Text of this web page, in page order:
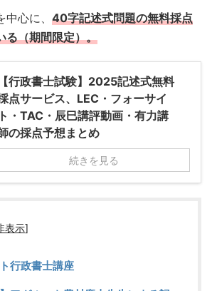
心に、 40字記述式問題の無料採点
る（期間限定）。
【行政書士試験】2025記述式無料
点サービス、LEC・フォーサイ
ト・TAC・辰巳講評動画・有力講
の採点予想まとめ
続きを見る
表示]
行政書士講座